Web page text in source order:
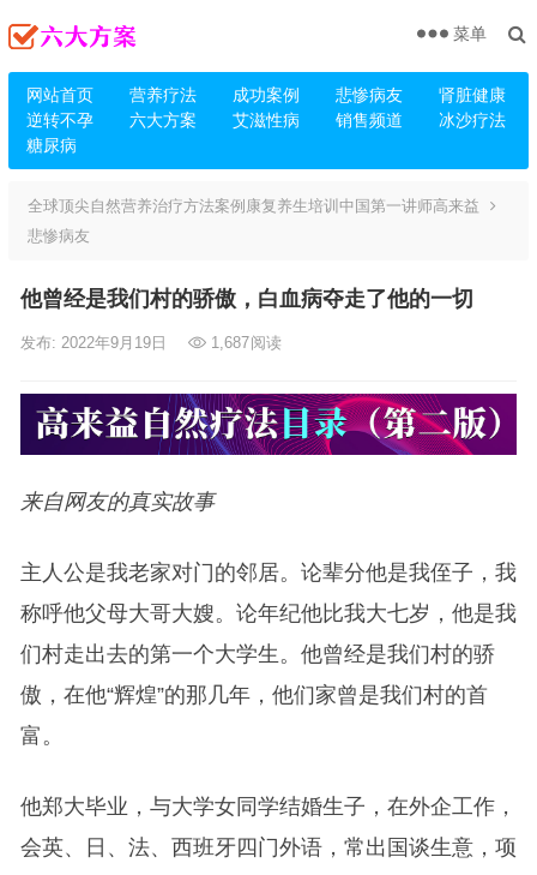
网站首页 营养疗法 成功案例 悲惨病友
肾脏健康
逆转不孕
六大方案 艾滋性病 销售频道
冰沙疗法
糖尿病
菜单
全球顶尖自然营养治疗方法案例康复养生培训中国第一讲师高来益
悲惨病友
他曾经是我们村的骄傲，白血病夺走了他的一切
发布: 2022年9月19日 1,687阅读
来自网友的真实故事
主人公是我老家对门的邻居。论辈分他是我侄子，我
称呼他父母大哥大嫂。论年纪他比我大七岁，他是我
们村走出去的第一个大学生。他曾经是我们村的骄
傲，在他“辉煌”的那几年，他们家曾是我们村的首
富。
他郑大毕业，与大学女同学结婚生子，在外企工作，
会英、日、法、西班牙四门外语，常出国谈生意，项